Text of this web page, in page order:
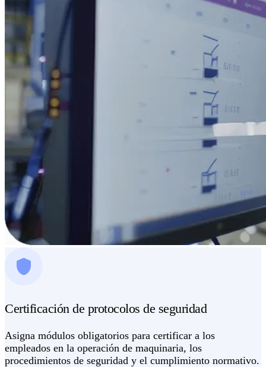
Certificación de protocolos de seguridad
Asigna módulos obligatorios para certificar a los
empleados en la operación de maquinaria, los
procedimientos de seguridad y el cumplimiento normativo.